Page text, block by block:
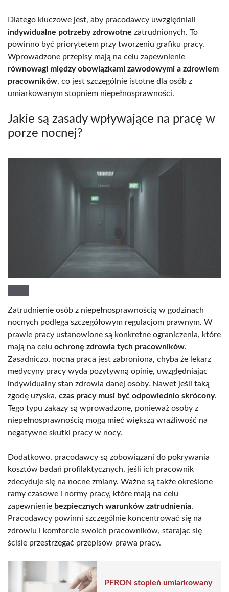
Dlatego kluczowe jest, aby pracodawcy uwzględniali
indywidualne potrzeby zdrowotne zatrudnionych. To
powinno być priorytetem przy tworzeniu grafiku pracy.
Wprowadzone przepisy mają na celu zapewnienie
równowagi między obowiązkami zawodowymi a zdrowiem
pracowników, co jest szczególnie istotne dla osób z
umiarkowanym stopniem niepełnosprawności.
Jakie są zasady wpływające na pracę w
porze nocnej?
Zatrudnienie osób z niepełnosprawnością w godzinach
nocnych podlega szczegółowym regulacjom prawnym. W
prawie pracy ustanowione są konkretne ograniczenia, które
mają na celu ochronę zdrowia tych pracowników.
Zasadniczo, nocna praca jest zabroniona, chyba że lekarz
medycyny pracy wyda pozytywną opinię, uwzględniając
indywidualny stan zdrowia danej osoby. Nawet jeśli taką
zgodę uzyska, czas pracy musi być odpowiednio skrócony.
Tego typu zakazy są wprowadzone, ponieważ osoby z
niepełnosprawnością mogą mieć większą wrażliwość na
negatywne skutki pracy w nocy.
Dodatkowo, pracodawcy są zobowiązani do pokrywania
kosztów badań profilaktycznych, jeśli ich pracownik
zdecyduje się na nocne zmiany. Ważne są także określone
ramy czasowe i normy pracy, które mają na celu
zapewnienie bezpiecznych warunków zatrudnienia.
Pracodawcy powinni szczególnie koncentrować się na
zdrowiu i komforcie swoich pracowników, starając się
ściśle przestrzegać przepisów prawa pracy.
PFRON stopień umiarkowany